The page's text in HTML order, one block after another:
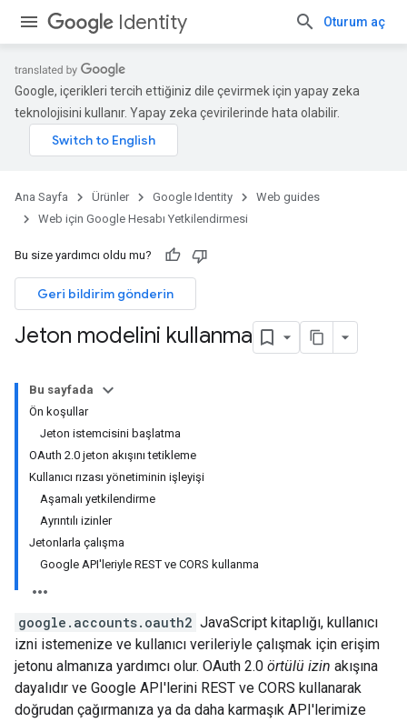
Identity Oturum aç
Google, içerikleri tercih ettiğiniz dile çevirmek için yapay zeka
teknolojisini kullanır. Yapay zeka çevirilerinde hata olabilir.
Ana Sayfa Ürünler Google Identity
Web guides
Web için Google Hesabı Yetkilendirmesi
Bu size yardımcı oldu mu?
Geri bildirim gönderin
Jeton modelini kullanma
Bu sayfada
Ön koşullar
Jeton istemcisini başlatma
OAuth 2.0 jeton akışını tetikleme
Kullanıcı rızası yönetiminin işleyişi
Aşamalı yetkilendirme
Ayrıntılı izinler
Jetonlarla çalışma
Google API'leriyle REST ve CORS kullanma
google.accounts.oauth2 JavaScript kitaplığı, kullanıcı
izni istemenize ve kullanıcı verileriyle çalışmak için erişim
jetonu almanıza yardımcı olur. OAuth 2.0 örtülü izin akışına
dayalıdır ve Google API'lerini REST ve CORS kullanarak
doğrudan çağırmanıza ya da daha karmaşık API'lerimize